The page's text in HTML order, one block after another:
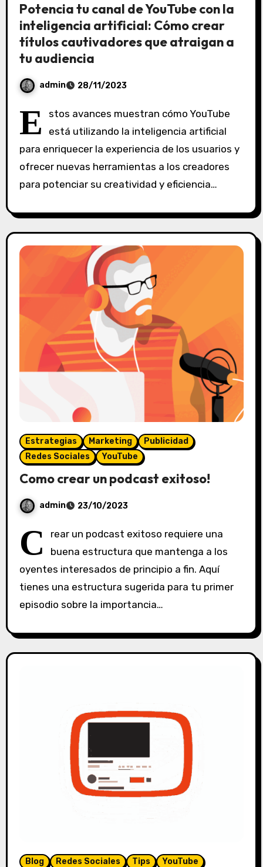
Potencia tu canal de YouTube con la
inteligencia artificial: Cómo crear
títulos cautivadores que atraigan a
tu audiencia
admin 28/11/2023
n
c
o
e
t
a
r
E
stos avances muestran cómo YouTube
está utilizando la inteligencia artificial
para enriquecer la experiencia de los usuarios y
ofrecer nuevas herramientas a los creadores
para potenciar su creatividad y eficiencia…
Estrategias Marketing
Publicidad
Redes Sociales
YouTube
Como crear un podcast exitoso!
admin 23/10/2023
i
n
c
o
t
a
C
rear un podcast exitoso requiere una
buena estructura que mantenga a los
oyentes interesados de principio a fin. Aquí
tienes una estructura sugerida para tu primer
episodio sobre la importancia…
Blog Redes Sociales Tips YouTube